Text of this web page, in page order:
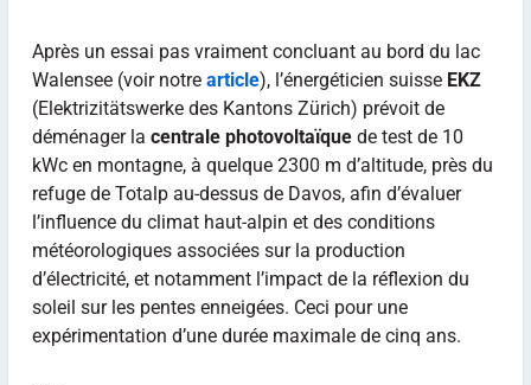
Après un essai pas vraiment concluant au bord du lac
Walensee (voir notre article), l’énergéticien suisse EKZ
(Elektrizitätswerke des Kantons Zürich) prévoit de
déménager la centrale photovoltaïquede test de 10
kWc en montagne, à quelque 2300 m d’altitude, près du
refuge de Totalp au-dessus de Davos, afin d’évaluer
l’influence du climat haut-alpin et des conditions
météorologiques associées sur la production
d’électricité, et notamment l’impact de la réflexion du
soleil sur les pentes enneigées. Ceci pour une
expérimentation d’une durée maximale de cinq ans.